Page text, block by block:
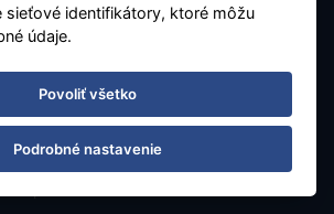
a Airbusem
CK
sieťové identifikátory, ktoré môžu
údaje.
Povoliť všetko
Podrobné nastavenie